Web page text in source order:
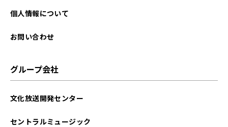
2022年08月
2022年04月
個人情報について
お問い合わせ
グループ会社
文化放送開発センター
セントラルミュージック